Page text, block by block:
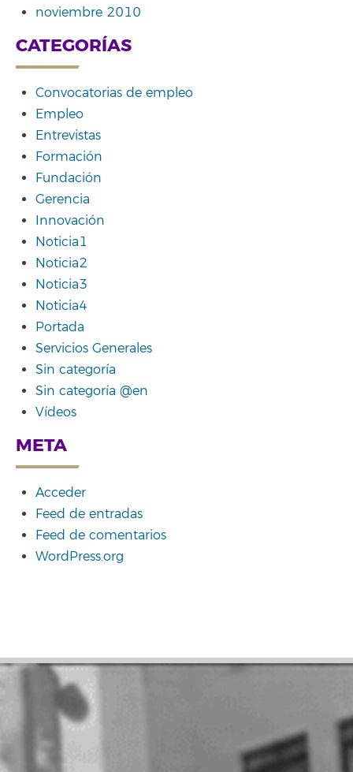
noviembre 2010
CATEGORÍAS
Convocatorias de empleo
Empleo
Entrevistas
Formación
Fundación
Gerencia
Innovación
Noticia1
Noticia2
Noticia3
Noticia4
Portada
Servicios Generales
Sin categoría
Sin categoría @en
Vídeos
META
Acceder
Feed de entradas
Feed de comentarios
WordPress.org